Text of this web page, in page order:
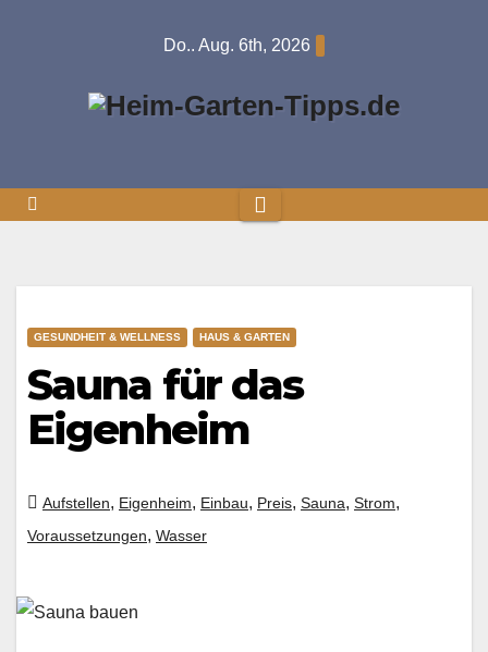
Do.. Aug. 6th, 2026
GESUNDHEIT & WELLNESS HAUS & GARTEN
Sauna für das
Eigenheim
Aufstellen, Eigenheim, Einbau, Preis, Sauna, Strom,
Voraussetzungen, Wasser